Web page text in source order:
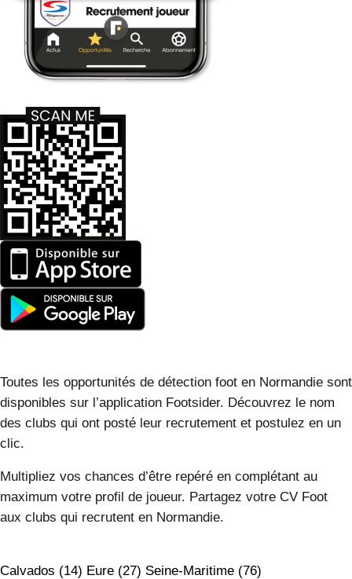
Toutes les opportunités de détection foot en Normandie sont
disponibles sur l’application Footsider. Découvrez le nom
des clubs qui ont posté leur recrutement et postulez en un
clic.
Multipliez vos chances d’être repéré en complétant au
maximum votre profil de joueur. Partagez votre CV Foot
aux clubs qui recrutent en Normandie.
Calvados (14) Eure (27) Seine-Maritime (76)